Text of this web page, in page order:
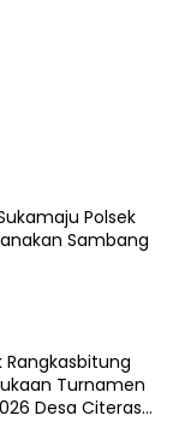
Polsek
Sambang
Turnamen
Desa Citeras